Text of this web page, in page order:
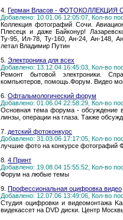
4. Герман Власов - ФОТОКОЛЛЕКЦИЯ
Добавлено: 10.01.06 12:05:07, Кол-во
Коллекция фотографий Сочи.
Плесецк и даже Байконур!
Ту-95, Ил-78, Ту-160, Ан-24, Ан-148,
летал Владимир Путин
5. Электроника для всех
Добавлено: 13.12.04 16:45:03, Кол-во
Ремонт бытовой электроники.
компьютеров, помощь.Форум. Видео
6. Офтальмологический форум
Добавлено: 01.06.04 22:58:29, Кол-во
Основная тема форума - обсуждение
линзы, операции на глаза. Также
7. детский фотоконкурс
Добавлено: 31.03.06 17:17:05, Кол-во
лучшие фото на конкурсе фотографий
8. 4 Принт
Добавлено: 19.08.04 15:55:52, Кол-во
Форум на любые темы
9. Профессиональная оцифровка видео
Добавлено: 12.07.06 13:49:06, Кол-во
Студия оцифровки и видеомонтажа
видекассет на DVD диски. Центр